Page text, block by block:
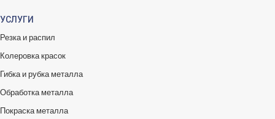
УСЛУГИ
Резка и распил
Колеровка красок
Гибка и рубка металла
Обработка металла
Покраска металла